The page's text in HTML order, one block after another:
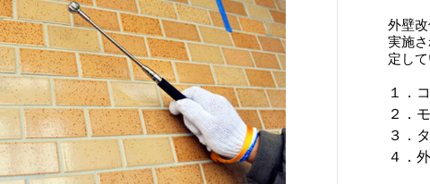
外壁
実施
定して
１．
２．
３．
４．